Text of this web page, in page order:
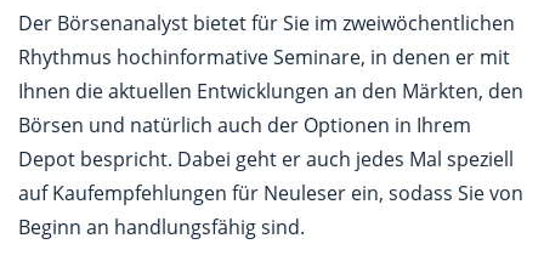
Der Börsenanalyst bietet für Sie im zweiwöchentlichen
Rhythmus hochinformative Seminare, in denen er mit
Ihnen die aktuellen Entwicklungen an den Märkten, den
Börsen und natürlich auch der Optionen in Ihrem
Depot bespricht. Dabei geht er auch jedes Mal speziell
auf Kaufempfehlungen für Neuleser ein, sodass Sie von
Beginn an handlungsfähig sind.